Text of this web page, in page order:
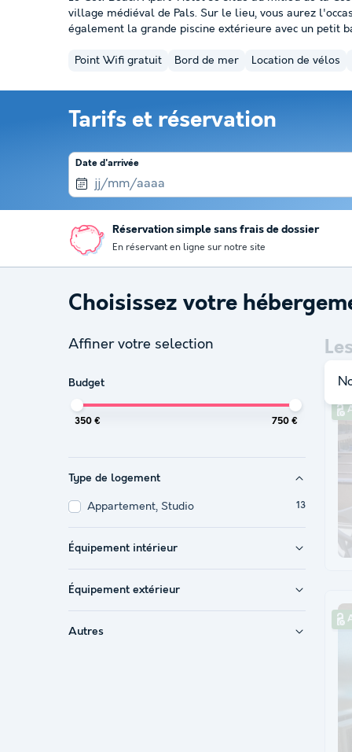
village médiéval de Pals. Sur le lieu, vous aurez
également la grande piscine extérieure avec un petit
Point Wifi gratuit Bord de mer Location de vélos
Tarifs et réservation
Date d'arrivée
Réservation simple sans frais de dossier
En réservant en ligne sur notre site
Choisissez votre
Affiner votre selection
Budget
350 € 750 €
Type de logement
Appartement, Studio 13
Équipement intérieur
Équipement extérieur
Autres